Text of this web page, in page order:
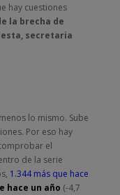
hay cuestiones
la brecha de
secretaria
lo mismo. Sube
Por eso hay
el
de la serie
1.344 más que hace
hace un año (-4,7